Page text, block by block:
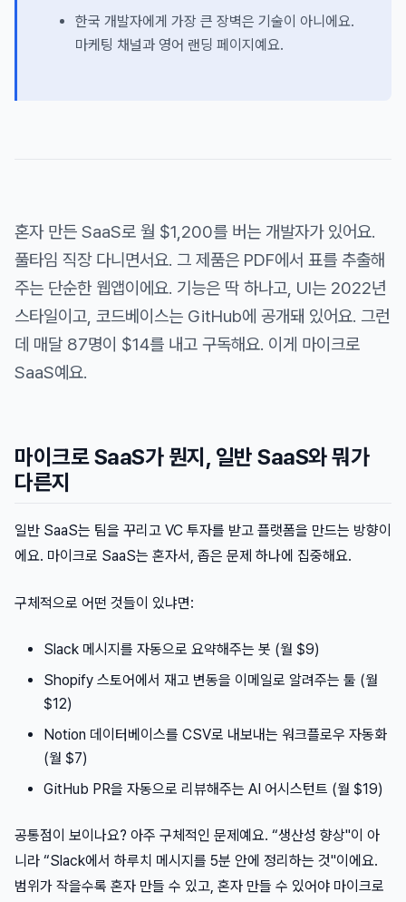
한국 개발자에게 가장 큰 장벽은 기술이 아니에요.
마케팅 채널과 영어 랜딩 페이지예요.
혼자 만든 SaaS로 월 $1,200를 버는 개발자가 있어요.
풀타임 직장 다니면서요. 그 제품은 PDF에서 표를 추출해
주는 단순한 웹앱이에요. 기능은 딱 하나고, UI는 2022년
스타일이고, 코드베이스는 GitHub에 공개돼 있어요. 그런
데 매달 87명이 $14를 내고 구독해요. 이게 마이크로
SaaS예요.
마이크로 SaaS가 뭔지, 일반 SaaS와 뭐가
다른지
일반 SaaS는 팀을 꾸리고 VC 투자를 받고 플랫폼을 만드는 방향이
에요. 마이크로 SaaS는 혼자서, 좁은 문제 하나에 집중해요.
구체적으로 어떤 것들이 있냐면:
Slack 메시지를 자동으로 요약해주는 봇 (월 $9)
Shopify 스토어에서 재고 변동을 이메일로 알려주는 툴 (월
$12)
Notion 데이터베이스를 CSV로 내보내는 워크플로우 자동화
(월 $7)
GitHub PR을 자동으로 리뷰해주는 AI 어시스턴트 (월 $19)
공통점이 보이나요? 아주 구체적인 문제예요. “생산성 향상"이 아
니라 “Slack에서 하루치 메시지를 5분 안에 정리하는 것"이에요.
범위가 작을수록 혼자 만들 수 있고, 혼자 만들 수 있어야 마이크로